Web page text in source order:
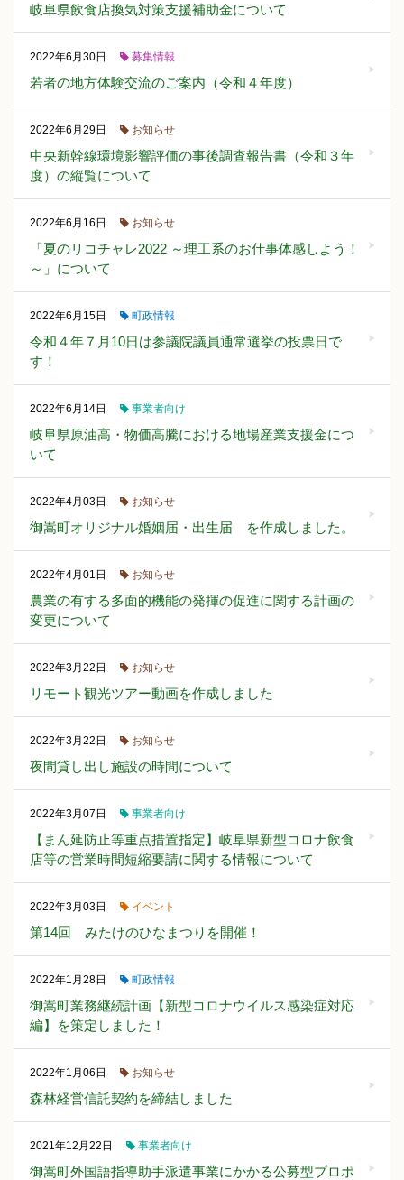
岐阜県飲食店換気対策支援補助金について
2022年6月30日 募集情報
若者の地方体験交流のご案内（令和４年度）
2022年6月29日 お知らせ
中央新幹線環境影響評価の事後調査報告書（令和３年
度）の縦覧について
2022年6月16日 お知らせ
「夏のリコチャレ2022 ～理工系のお仕事体感しよう！
～」について
2022年6月15日 町政情報
令和４年７月10日は参議院議員通常選挙の投票日で
す！
2022年6月14日 事業者向け
岐阜県原油高・物価高騰における地場産業支援金につ
いて
2022年4月03日 お知らせ
御嵩町オリジナル婚姻届・出生届 を作成しました。
2022年4月01日 お知らせ
農業の有する多面的機能の発揮の促進に関する計画の
変更について
2022年3月22日 お知らせ
リモート観光ツアー動画を作成しました
2022年3月22日 お知らせ
夜間貸し出し施設の時間について
2022年3月07日 事業者向け
【まん延防止等重点措置指定】岐阜県新型コロナ飲食
店等の営業時間短縮要請に関する情報について
2022年3月03日 イベント
第14回 みたけのひなまつりを開催！
2022年1月28日 町政情報
御嵩町業務継続計画【新型コロナウイルス感染症対応
編】を策定しました！
2022年1月06日 お知らせ
森林経営信託契約を締結しました
2021年12月22日 事業者向け
御嵩町外国語指導助手派遣事業にかかる公募型プロポ